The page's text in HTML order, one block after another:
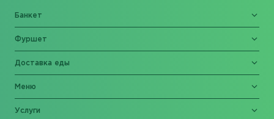
Банкет
Фуршет
Доставка еды
Меню
Услуги